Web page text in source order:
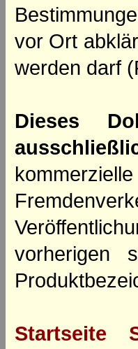
vor Ort
werden darf
Dieses
vorherigen
Startseite